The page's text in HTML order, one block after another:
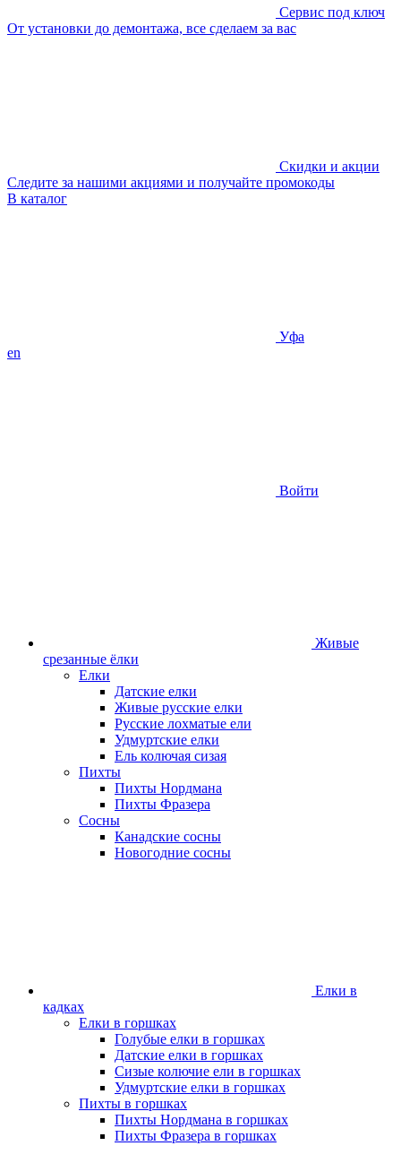
Сервис под ключ
От установки до демонтажа, все сделаем за вас
Скидки и акции
Следите за нашими акциями и получайте промокоды
В каталог
Уфа
en
Войти
Живые
срезанные ёлки
Елки
Датские елки
Живые русские елки
Русские лохматые ели
Удмуртские елки
Ель колючая сизая
Пихты
Пихты Нордмана
Пихты Фразера
Сосны
Канадские сосны
Новогодние сосны
Елки в
кадках
Елки в горшках
Голубые елки в горшках
Датские елки в горшках
Сизые колючие ели в горшках
Удмуртские елки в горшках
Пихты в горшках
Пихты Нордмана в горшках
Пихты Фразера в горшках